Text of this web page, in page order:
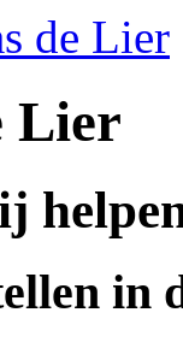
de Lier
Lier
in